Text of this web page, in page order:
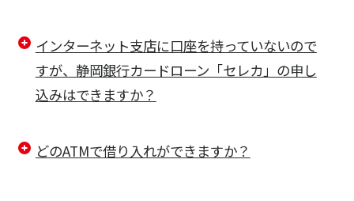
インターネット支店に口座を持っていないので
すが、静岡銀行カードローン「セレカ」の申し
込みはできますか？
どのATMで借り入れができますか？